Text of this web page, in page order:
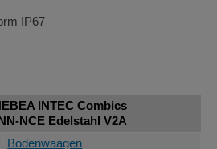
IP67
INTEC Combics
NCE Edelstahl V2A
Bodenwaagen